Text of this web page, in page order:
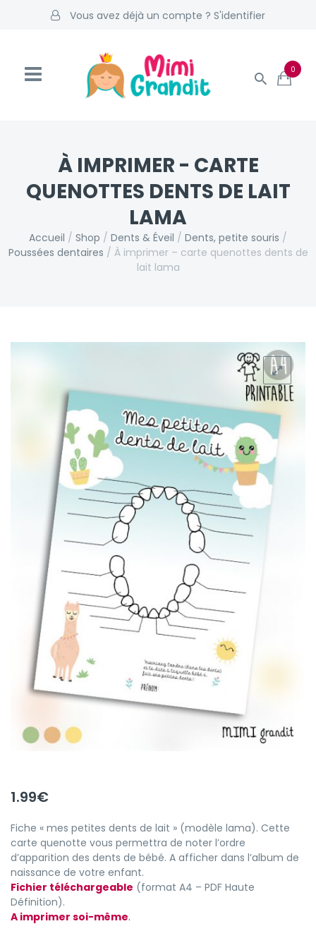
Vous avez déjà un compte ? S'identifier
0
À IMPRIMER - CARTE
QUENOTTES DENTS DE LAIT
LAMA
Accueil / Shop / Dents & Éveil / Dents, petite souris /
Poussées dentaires / À imprimer – carte quenottes dents de
lait lama
1.99€
Fiche « mes petites dents de lait » (modèle lama). Cette
carte quenotte vous permettra de noter l’ordre
d’apparition des dents de bébé. A afficher dans l’album de
naissance de votre enfant.
Fichier téléchargeable (format A4 – PDF Haute
Définition).
A imprimer soi-même.